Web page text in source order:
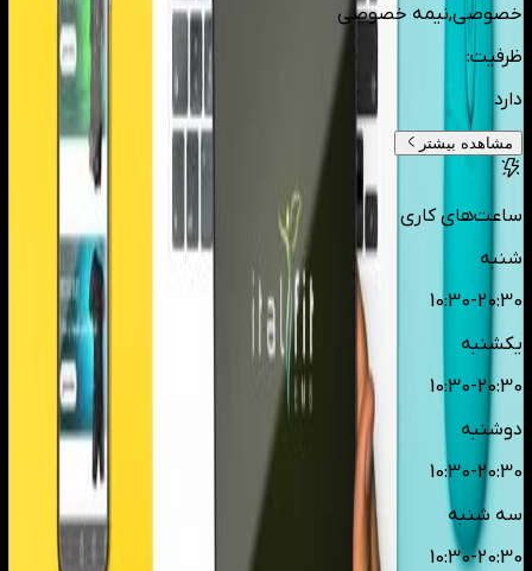
خصوصی,نیمه خصوصی
ظرفیت:
دارد
مشاهده بیشتر
ساعت‌های کاری
شنبه
10:30-20:30
یکشنبه
10:30-20:30
دوشنبه
10:30-20:30
سه شنبه
10:30-20:30